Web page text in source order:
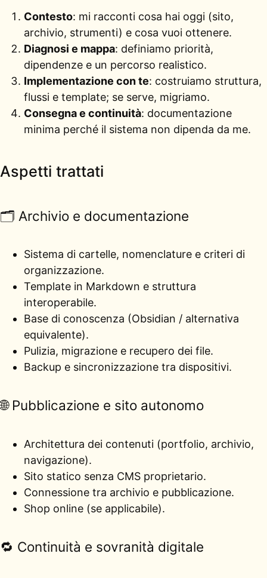
Contesto: mi racconti cosa hai oggi (sito,
archivio, strumenti) e cosa vuoi ottenere.
Diagnosi e mappa: definiamo priorità,
dipendenze e un percorso realistico.
Implementazione con te: costruiamo struttura,
flussi e template; se serve, migriamo.
Consegna e continuità: documentazione
minima perché il sistema non dipenda da me.
Aspetti trattati
🗂️ Archivio e documentazione
Sistema di cartelle, nomenclature e criteri di
organizzazione.
Template in Markdown e struttura
interoperabile.
Base di conoscenza (Obsidian / alternativa
equivalente).
Pulizia, migrazione e recupero dei file.
Backup e sincronizzazione tra dispositivi.
🌐 Pubblicazione e sito autonomo
Architettura dei contenuti (portfolio, archivio,
navigazione).
Sito statico senza CMS proprietario.
Connessione tra archivio e pubblicazione.
Shop online (se applicabile).
🔁 Continuità e sovranità digitale